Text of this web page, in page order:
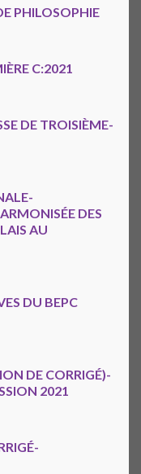
PHILOSOPHIE
C:2021
DE TROISIÈME-
DES
AU
DU BEPC
DE CORRIGÉ)-
2021